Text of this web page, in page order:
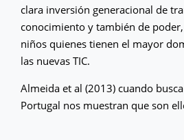
clara inversión generacional de
conocimiento y también de
niños quienes tienen el mayor
las nuevas TIC.
Almeida et al (2013) cuando
Portugal nos muestran que son